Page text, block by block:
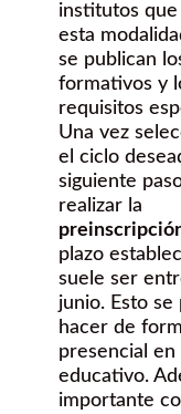
institutos
esta
se publican
formativos y
requisitos
Una vez
el ciclo
siguiente
realizar la
plazo
suele ser
junio. Esto se
hacer de
presencial
educativo.
importante